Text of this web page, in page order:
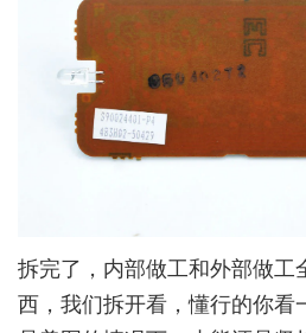
拆完了，内部做工和外部做工
西，我们拆开看，懂行的你看